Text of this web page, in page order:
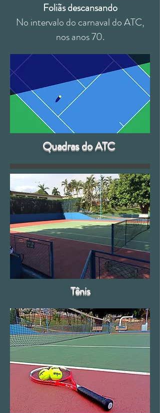
Foliãs descansando
No intervalo do carnaval do ATC,
nos anos 70.
Quadras do ATC
Tênis